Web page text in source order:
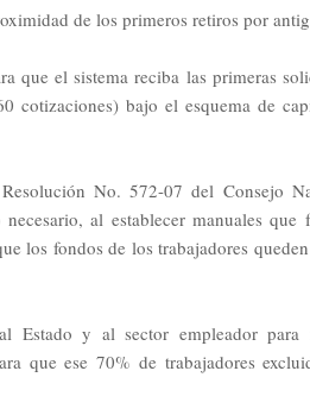
de los primeros retiros por
que el sistema reciba las primeras
cotizaciones) bajo el esquema de
No. 572-07 del Consejo
al establecer manuales que
los fondos de los trabajadores
Estado y al sector empleador para
que ese 70% de trabajadores